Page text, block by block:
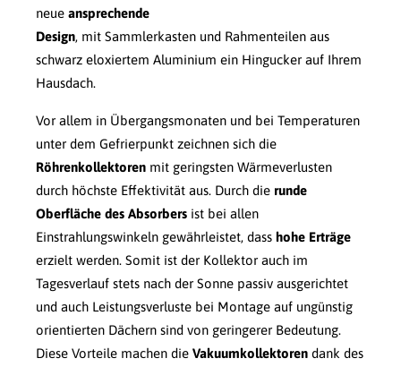
neue ansprechende
Design, mit Sammlerkasten und Rahmenteilen aus
schwarz eloxiertem Aluminium ein Hingucker auf Ihrem
Hausdach.
Vor allem in Übergangsmonaten und bei Temperaturen
unter dem Gefrierpunkt zeichnen sich die
Röhrenkollektoren mit geringsten Wärmeverlusten
durch höchste Effektivität aus. Durch die runde
Oberfläche des Absorbers ist bei allen
Einstrahlungswinkeln gewährleistet, dass hohe Erträge
erzielt werden. Somit ist der Kollektor auch im
Tagesverlauf stets nach der Sonne passiv ausgerichtet
und auch Leistungsverluste bei Montage auf ungünstig
orientierten Dächern sind von geringerer Bedeutung.
Diese Vorteile machen die Vakuumkollektoren dank des